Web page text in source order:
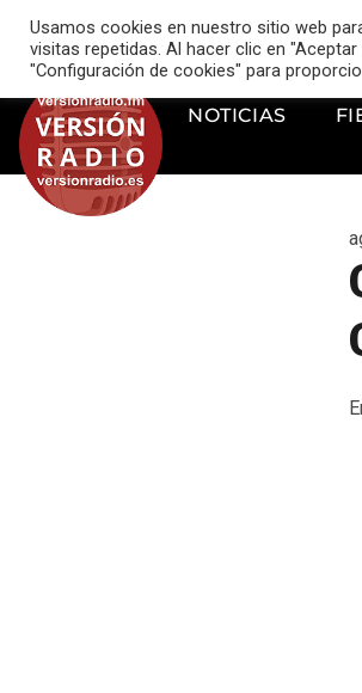
music_note VERSIÓN RADIO
NOTICIAS
Usamos cookies en nuestro sitio web
visitas repetidas. Al hacer clic en
"Configuración de cookies" para